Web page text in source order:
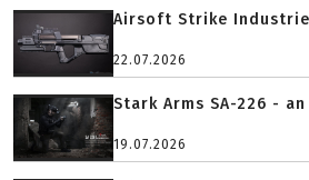
Airsoft Strike
22.07.2026
Stark Arms SA-226 -
19.07.2026